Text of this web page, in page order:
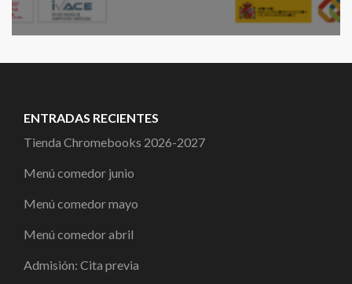
ENTRADAS RECIENTES
Tienda Chromebooks 2026-2027
Menú comedor junio
Menú comedor mayo
Menú comedor abril
Admisión: Cita previa